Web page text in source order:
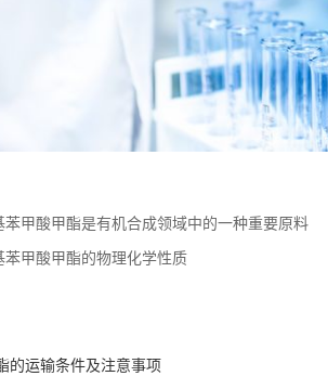
苯甲酸甲酯是有机合成领域中的一种重要原料
苯甲酸甲酯的物理化学性质
的运输条件及注意事项